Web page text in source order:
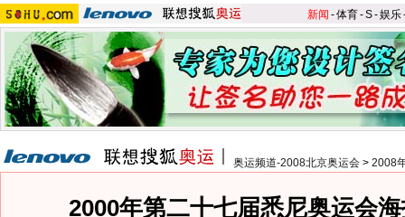
新闻 -体育-S-娱乐
奥运频道-2008北京奥运会 > 2008
2000年第二十七届悉尼奥运会